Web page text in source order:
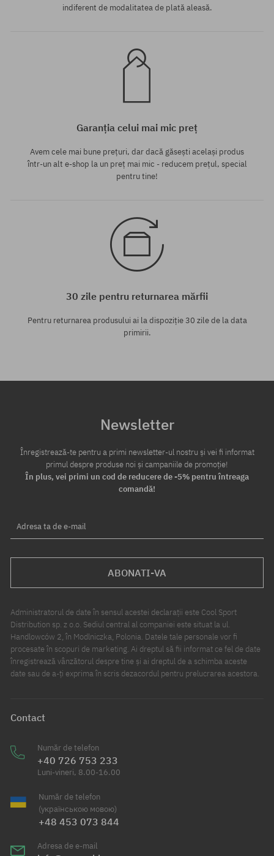
indiferent de modalitatea de plată aleasă.
Garanția celui mai mic preț
Avem cele mai bune prețuri, dar dacă găsești același produs
într-un alt e-shop la un preț mai mic - reducem prețul, special
pentru tine!
30 zile pentru returnarea mărfii
Pentru returnarea produsului ai la dispoziție 30 zile de la data
primirii.
Newsletter
Înregistrează-te pentru a primi newsletter-ul nostru și vei fi informat
primul despre produse noi și campaniile de promoție!
În plus, vei primi un cod de reducere de -5% pentru întreaga
comandă!
Adresa ta de e-mail
ABONATI-VA
Administratorul de date în sensul acestei declarații este Cool Sport
Distribution sp. z o.o. Sediul central al companiei este situat la ul.
Handlowców 2, în Modlniczka, Polonia. Datele tale personale vor fi
procesate în scopuri de marketing. Ai dreptul să fii informat ce fel de date
înregistrează vânzătorul despre tine și ai dreptul de a schimba aceste
date sau de a-ți exprima în scris dezacordul pentru prelucrarea acestora.
Contact
Număr de telefon
+40 726 753 233
Luni-vineri, 8.00-16.00
Număr de telefon
(українською мовою)
+48 453 073 844
Adresa de e-mail